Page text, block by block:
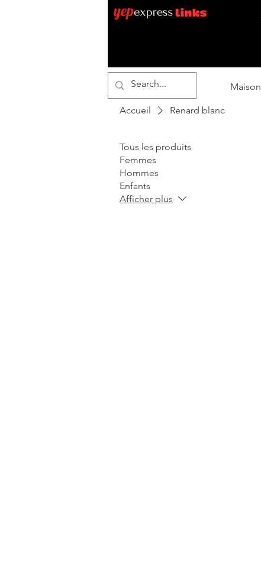
Maison
Accueil Renard blanc
Tous les produits
Femmes
Hommes
Enfants
Afficher plus